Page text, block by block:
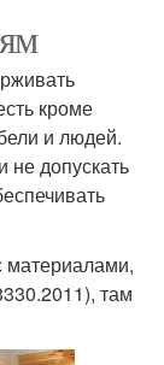
кроме
и людей.
допускать
материалами,
там